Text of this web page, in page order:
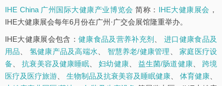
IHE China 广州国际大健康产业博览会 简称： IHE大健康展会 ，
IHE大健康展会每年6月份在广州·广交会展馆隆重举办。
IHE大健康展会包含： 健康食品及营养补充剂 、进口健康食品及
用品
氢健康产品及高端水 智慧养老/健康管理 、家庭医疗设
备 、抗衰美容及健康睡眠 、妇幼健康、 益生菌/肠道健康、 跨境
医疗及医疗旅游
生物制品及抗衰美容及睡眠健康 体育健康